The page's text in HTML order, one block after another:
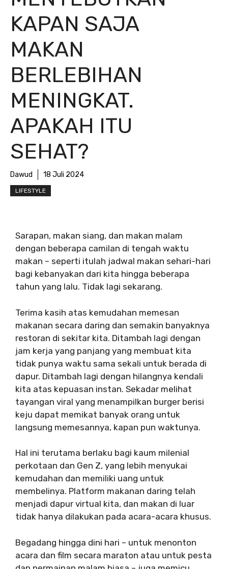
KAPAN SAJA
MAKAN
BERLEBIHAN
MENINGKAT.
APAKAH ITU
SEHAT?
Dawud 18 Juli 2024
LIFESTYLE
Sarapan, makan siang, dan makan malam
dengan beberapa camilan di tengah waktu
makan – seperti itulah jadwal makan sehari-hari
bagi kebanyakan dari kita hingga beberapa
tahun yang lalu. Tidak lagi sekarang.
Terima kasih atas kemudahan memesan
makanan secara daring dan semakin banyaknya
restoran di sekitar kita. Ditambah lagi dengan
jam kerja yang panjang yang membuat kita
tidak punya waktu sama sekali untuk berada di
dapur. Ditambah lagi dengan hilangnya kendali
kita atas kepuasan instan. Sekadar melihat
tayangan viral yang menampilkan burger berisi
keju dapat memikat banyak orang untuk
langsung memesannya, kapan pun waktunya.
Hal ini terutama berlaku bagi kaum milenial
perkotaan dan Gen Z, yang lebih menyukai
kemudahan dan memiliki uang untuk
membelinya. Platform makanan daring telah
menjadi dapur virtual kita, dan makan di luar
tidak hanya dilakukan pada acara-acara khusus.
Begadang hingga dini hari – untuk menonton
acara dan film secara maraton atau untuk pesta